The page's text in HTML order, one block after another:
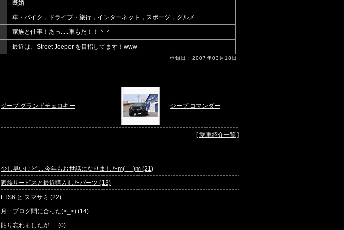
既婚
車・バイク，ドライブ・旅行，インターネット，スポーツ，グルメ
家族と仕事！あっ.....車もだ！！＾＾
最近は、Street Jeeper を目指してます！www
登録日 : 2007年03月18日
ジープ グランドチェロキー ジープ コマンダー
[愛車紹介一覧 ]
少し早いけど.....今年もお世話になりましたm(_ _)m (21)
家族サービスと最近購入したパーツ (13)
FTS6 と スマサミ (22)
月一ブログ間に合った(>_<) (14)
貼り忘れましたが..... (0)